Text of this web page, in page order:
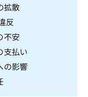
拡散
反
不安
支払い
の影響